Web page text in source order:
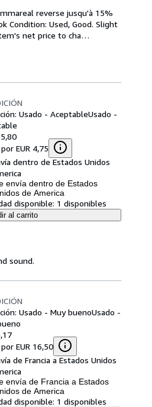
reverse jusqu'à 15%
Condition: Used, Good. Slight
net price to cha…
Usado - AceptableUsado -
EUR 4,75
dentro de Estados Unidos
envía dentro de Estados
de America
disponible: 1 disponibles
al carrito
sound.
Usado - Muy buenoUsado -
EUR 16,50
de Francia a Estados Unidos
envía de Francia a Estados
de America
disponible: 1 disponibles